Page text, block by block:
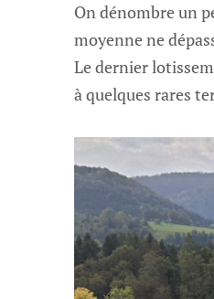
On dénombre un
moyenne ne
Le dernier
à quelques rares